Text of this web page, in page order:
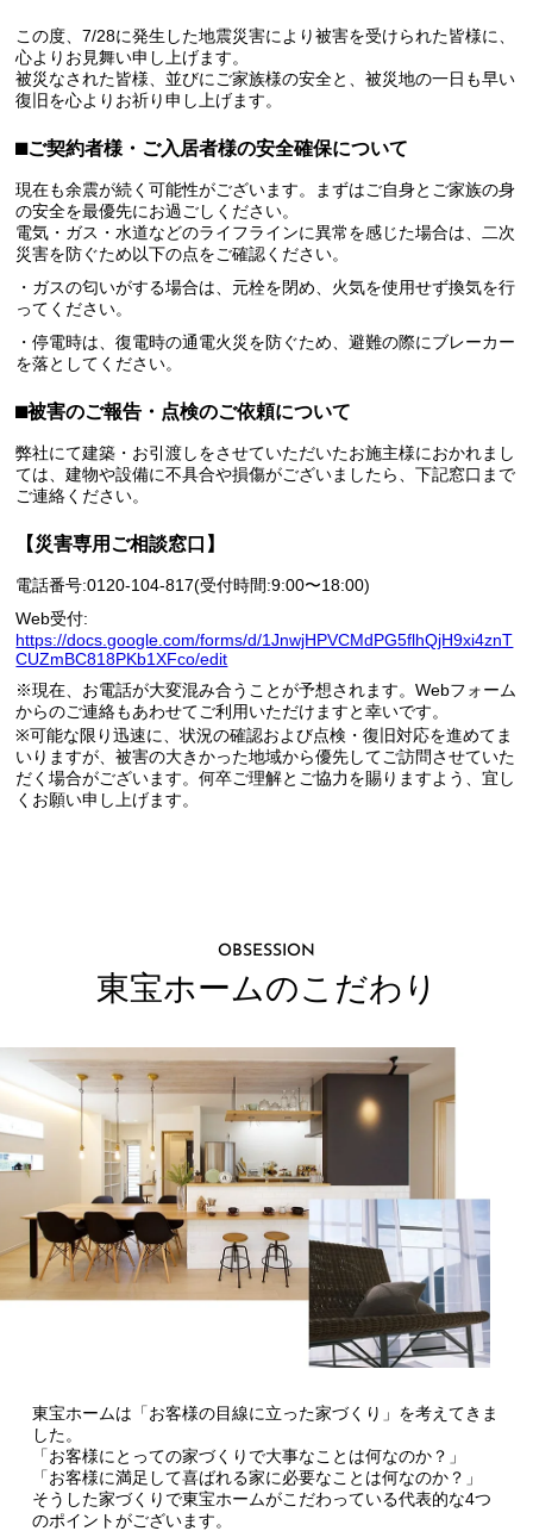
この度、7/28に発生した地震災害により被害を受けられた皆様に、
心よりお見舞い申し上げます。
被災なされた皆様、並びにご家族様の安全と、被災地の一日も早い
復旧を心よりお祈り申し上げます。
⬛︎ご契約者様・ご入居者様の安全確保について
現在も余震が続く可能性がございます。まずはご自身とご家族の身
の安全を最優先にお過ごしください。
電気・ガス・水道などのライフラインに異常を感じた場合は、二次
災害を防ぐため以下の点をご確認ください。
・ガスの匂いがする場合は、元栓を閉め、火気を使用せず換気を行
ってください。
・停電時は、復電時の通電火災を防ぐため、避難の際にブレーカー
を落としてください。
⬛︎被害のご報告・点検のご依頼について
弊社にて建築・お引渡しをさせていただいたお施主様におかれまし
ては、建物や設備に不具合や損傷がございましたら、下記窓口まで
ご連絡ください。
【災害専用ご相談窓口】
電話番号:0120-104-817(受付時間:9:00〜18:00)
Web受付:
https://docs.google.com/forms/d/1JnwjHPVCMdPG5flhQjH9xi4znT
CUZmBC818PKb1XFco/edit
※現在、お電話が大変混み合うことが予想されます。Webフォーム
からのご連絡もあわせてご利用いただけますと幸いです。
※可能な限り迅速に、状況の確認および点検・復旧対応を進めてま
いりますが、被害の大きかった地域から優先してご訪問させていた
だく場合がございます。何卒ご理解とご協力を賜りますよう、宜し
くお願い申し上げます。
OBSESSION
東宝ホームのこだわり
東宝ホームは「お客様の目線に立った家づくり」を考えてきま
した。
「お客様にとっての家づくりで大事なことは何なのか？」
「お客様に満足して喜ばれる家に必要なことは何なのか？」
そうした家づくりで東宝ホームがこだわっている代表的な4つ
のポイントがございます。